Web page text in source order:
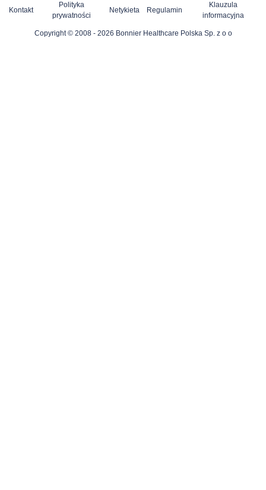
Kontakt
Polityka
prywatności
Netykieta Regulamin
Klauzula
informacyjna
Copyright © 2008 - 2026 Bonnier Healthcare Polska Sp. z o o